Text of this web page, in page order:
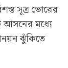
সূত্র ভোরের
আসনের মধ্যে
ঝুঁকিতে